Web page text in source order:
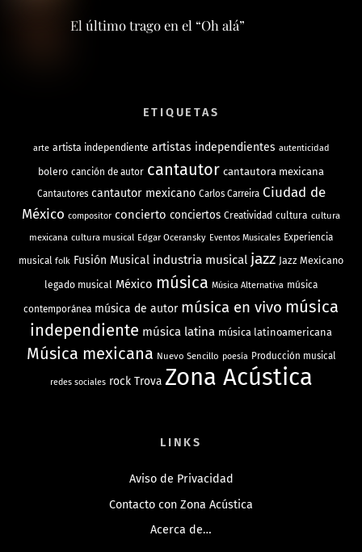
El último trago en el “Oh alá”
ETIQUETAS
arte artista independiente artistas independientes autenticidad
bolero canción de autor cantautor cantautora mexicana
Cantautores cantautor mexicano Carlos Carreira Ciudad de
México compositor concierto conciertos Creatividad cultura cultura
mexicana cultura musical Edgar Oceransky Eventos Musicales Experiencia
musical folk Fusión Musical industria musical jazz Jazz Mexicano
legado musical México música Música Alternativa música
contemporánea música de autor música en vivo música
independiente música latina música latinoamericana
Música mexicana Nuevo Sencillo poesía Producción musical
redes sociales rock Trova Zona Acústica
LINKS
Aviso de Privacidad
Contacto con Zona Acústica
Acerca de…